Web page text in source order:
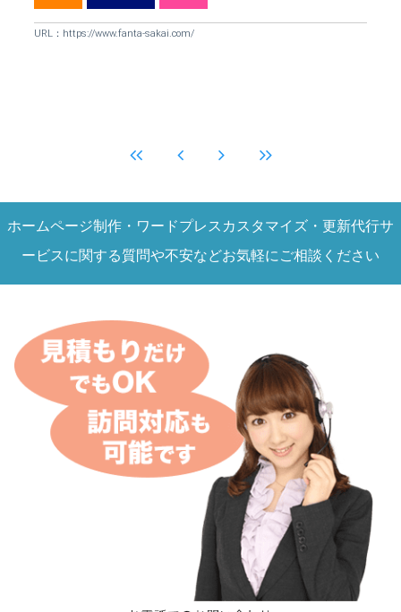
URL： https://www.fanta-sakai.com/
ホームページ制作・ワードプレスカスタマイズ・更新代行サ
ービスに関する質問や不安などお気軽にご相談ください